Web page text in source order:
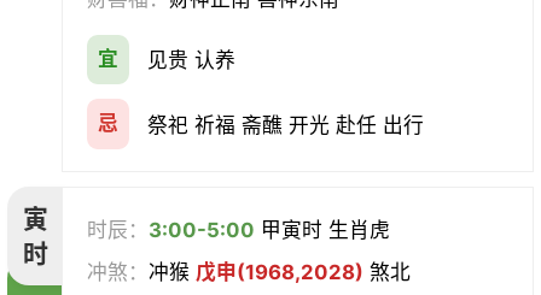
会亲友
入学
断蚁 归岫 修坟
宜 见贵 认养
忌 祭祀 祈福 斋醮 开光 赴任 出行
寅
时
时辰： 3:00-5:00 甲寅时 生肖虎
冲煞：冲猴 戊申(1968,2028) 煞北